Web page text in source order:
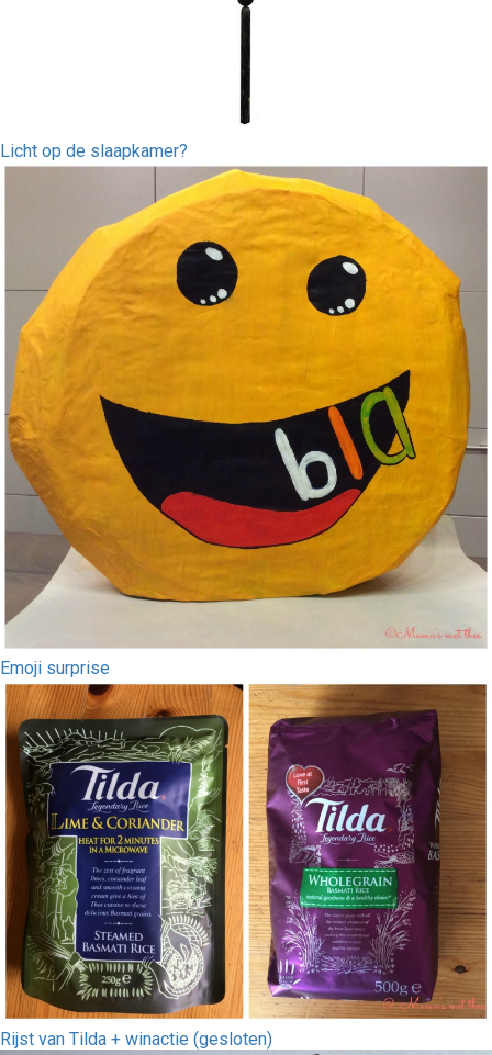
Licht op de slaapkamer?
Emoji surprise
Rijst van Tilda + winactie (gesloten)